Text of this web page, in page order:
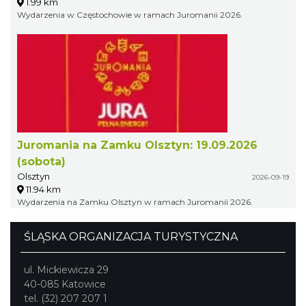
1.99 km
Wydarzenia w Częstochowie w ramach Juromanii 2026.
Juromania na Zamku Olsztyn: 19.09.2026
(sobota)
Olsztyn 2026-09-19
11.94 km
Wydarzenia na Zamku Olsztyn w ramach Juromanii 2026.
ŚLĄSKA ORGANIZACJA TURYSTYCZNA
ul. Mickiewicza 29
40-085 Katowice
tel. (32) 207 207 1